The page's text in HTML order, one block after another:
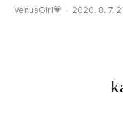
VenusGirl💗 2020. 8. 7.